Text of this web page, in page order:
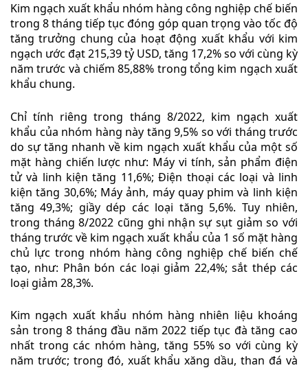
Kim ngạch xuất khẩu nhóm hàng công nghiệp chế biến
trong 8 tháng tiếp tục đóng góp quan trọng vào tốc độ
tăng trưởng chung của hoạt động xuất khẩu với kim
ngạch ước đạt 215,39 tỷ USD, tăng 17,2% so với cùng kỳ
năm trước và chiếm 85,88% trong tổng kim ngạch xuất
khẩu chung.
Chỉ tính riêng trong tháng 8/2022, kim ngạch xuất
khẩu của nhóm hàng này tăng 9,5% so với tháng trước
do sự tăng nhanh về kim ngạch xuất khẩu của một số
mặt hàng chiến lược như: Máy vi tính, sản phẩm điện
tử và linh kiện tăng 11,6%; Điện thoại các loại và linh
kiện tăng 30,6%; Máy ảnh, máy quay phim và linh kiện
tăng 49,3%; giầy dép các loại tăng 5,6%. Tuy nhiên,
trong tháng 8/2022 cũng ghi nhận sự sụt giảm so với
tháng trước về kim ngạch xuất khẩu của 1 số mặt hàng
chủ lực trong nhóm hàng công nghiệp chế biến chế
tạo, như: Phân bón các loại giảm 22,4%; sắt thép các
loại giảm 28,3%.
Kim ngạch xuất khẩu nhóm hàng nhiên liệu khoáng
sản trong 8 tháng đầu năm 2022 tiếp tục đà tăng cao
nhất trong các nhóm hàng, tăng 55% so với cùng kỳ
năm trước; trong đó, xuất khẩu xăng dầu, than đá và